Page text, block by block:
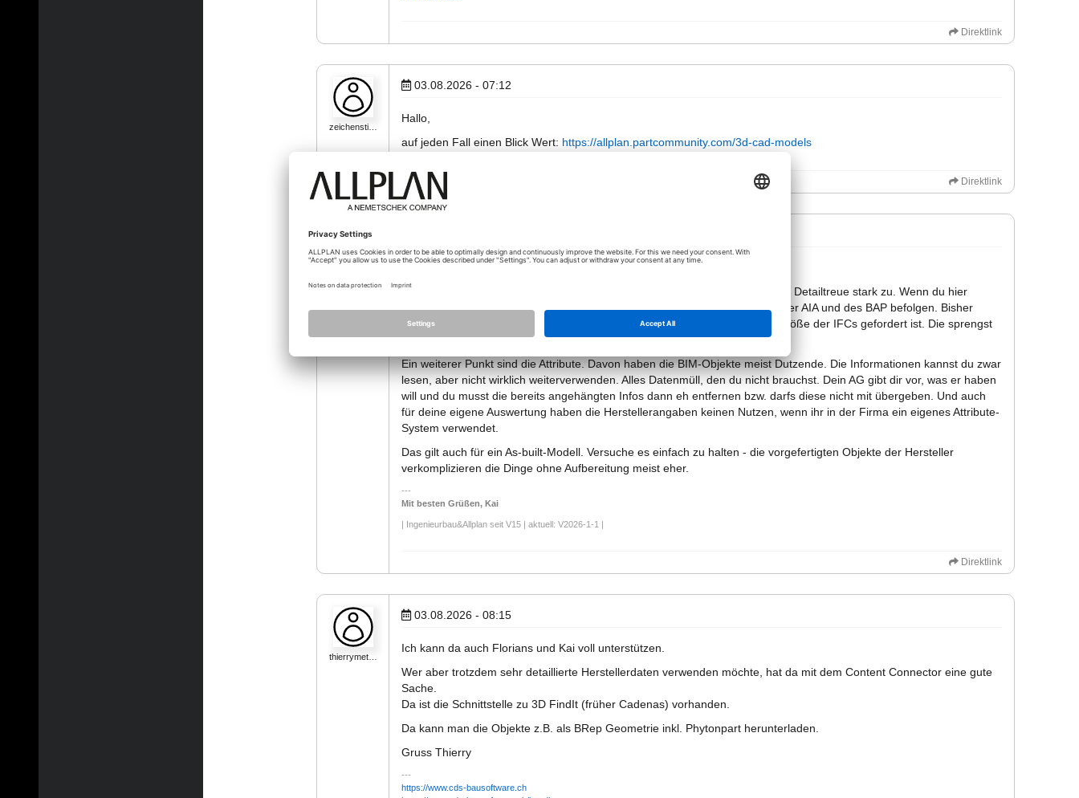
Direktlink
zeichensti…
03.08.2026 - 07:12
Hallo,
auf jeden Fall einen Blick Wert: https://allplan.partcommunity.com/3d-cad-models
Direktlink
Volle Zustimmung zu Florians Antwort.
Ergänzend dazu, Oskar - man müllt sich seine Modelle durch die oft extreme Detailtreue stark zu. Wenn du hier
"BIM"-Objekte ansprichst, dann muss du sicherlich auch immer die Regeln der AIA und des BAP befolgen. Bisher
kenne ich den Standard der AGs so, dass da oft auch eine maximale Dateigröße der IFCs gefordert ist. Die sprengst
du ziemlich schnell, wenn du viele detailverliebte Objekte einbaust.
Ein weiterer Punkt sind die Attribute. Davon haben die BIM-Objekte meist Dutzende. Die Informationen kannst du zwar
lesen, aber nicht wirklich weiterverwenden. Alles Datenmüll, den du nicht brauchst. Dein AG gibt dir vor, was er haben
will und du musst die bereits angehängten Infos dann eh entfernen bzw. darfs diese nicht mit übergeben. Und auch
für deine eigene Auswertung haben die Herstellerangaben keinen Nutzen, wenn ihr in der Firma ein eigenes Attribute-
System verwendet.
Das gilt auch für ein As-built-Modell. Versuche es einfach zu halten - die vorgefertigten Objekte der Hersteller
verkomplizieren die Dinge ohne Aufbereitung meist eher.
Mit besten Grüßen, Kai
| Ingenieurbau&Allplan seit V15 | aktuell: V2026-1-1 |
Direktlink
thierrymet…
03.08.2026 - 08:15
Ich kann da auch Florians und Kai voll unterstützen.
Wer aber trotzdem sehr detaillierte Herstellerdaten verwenden möchte, hat da mit dem Content Connector eine gute
Sache.
Da ist die Schnittstelle zu 3D FindIt (früher Cadenas) vorhanden.
Da kann man die Objekte z.B. als BRep Geometrie inkl. Phytonpart herunterladen.
Gruss Thierry
https://www.cds-bausoftware.ch